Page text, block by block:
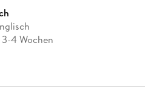
4 Wochen